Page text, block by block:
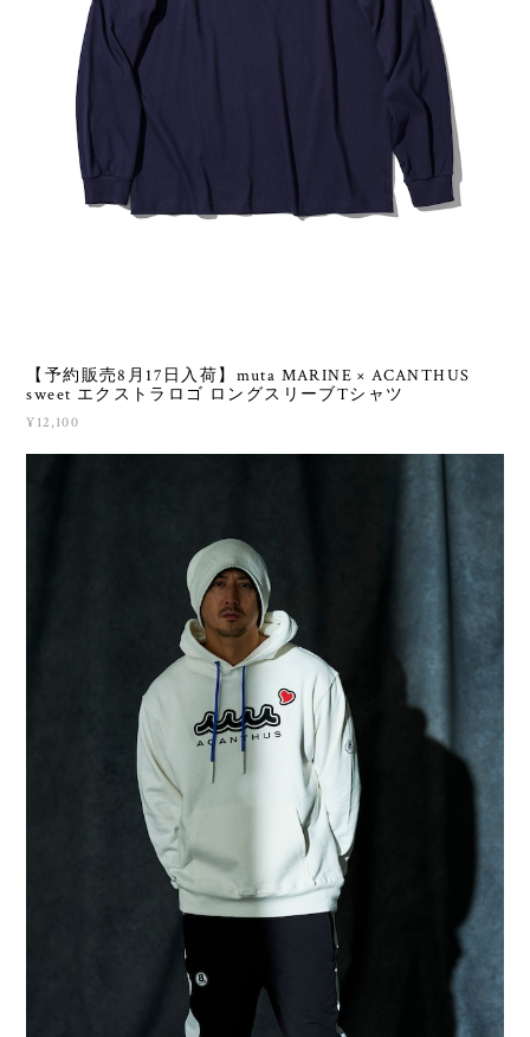
【予約販売8月17日入荷】muta MARINE × ACANTHUS
sweet エクストラロゴ ロングスリーブTシャツ
¥12,100